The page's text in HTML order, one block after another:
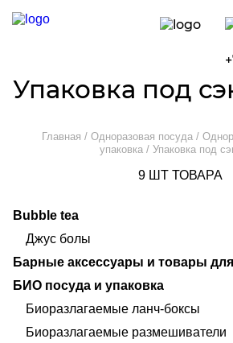
Упаковка под
Главная / Одноразовая посуда /
упаковка / Упаковка под
9ШТ ТОВАРА
Bubble tea
Джус болы
Барные аксессуары и товары
БИО посуда и упаковка
Биоразлагаемые ланч-боксы
Биоразлагаемые размешиватели